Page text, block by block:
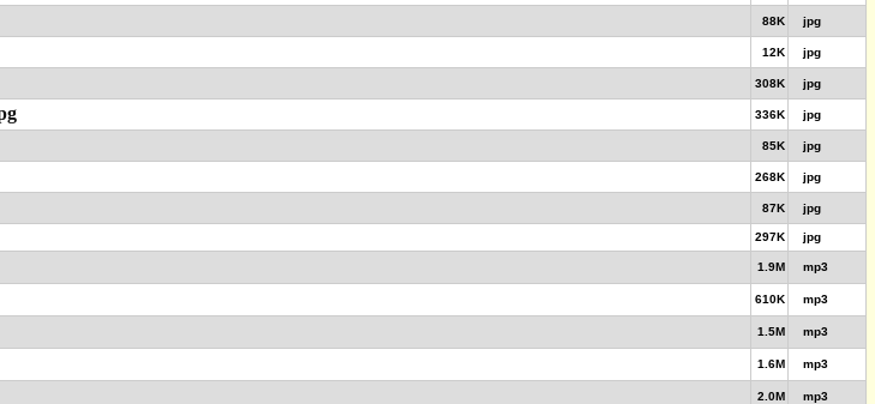
88K jpg
12K jpg
308K jpg
336K jpg
85K jpg
268K jpg
87K jpg
297K jpg
1.9M mp3
610K mp3
1.5M mp3
1.6M mp3
2.0M mp3